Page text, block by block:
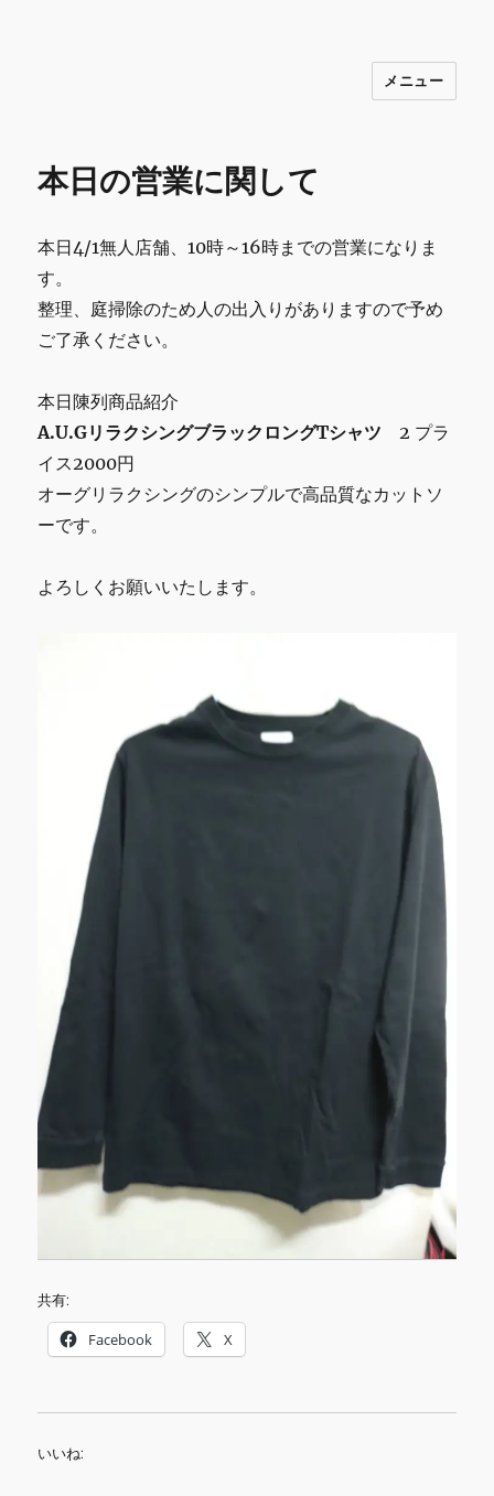
INNOCENCE ～日常に彩りを～ フ
物 etc販売 江戸川区瑞江
メニュー
本日の営業に関して
本日4/1無人店舗、10時～16時までの営業になりま
す。
整理、庭掃除のため人の出入りがありますので予め
ご了承ください。
本日陳列商品紹介
A.U.GリラクシングブラックロングTシャツ 2 プラ
イス2000円
オーグリラクシングのシンプルで高品質なカットソ
ーです。
よろしくお願いいたします。
共有:
Facebook X
いいね: